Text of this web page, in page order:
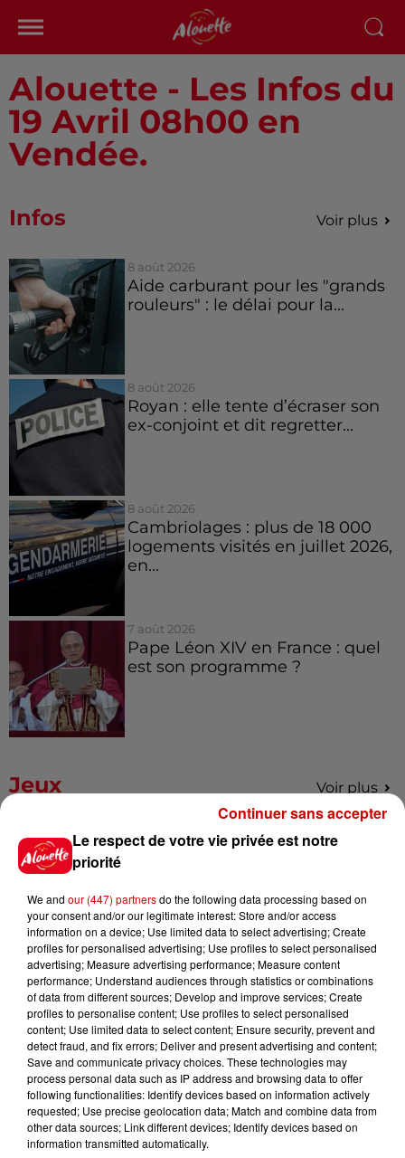
Alouette - Les Infos du
19 Avril 08h00 en
Vendée.
Infos Voir plus
8 août 2026
Aide carburant pour les "grands
rouleurs" : le délai pour la...
8 août 2026
Royan : elle tente d’écraser son
ex-conjoint et dit regretter...
8 août 2026
Cambriolages : plus de 18 000
logements visités en juillet 2026,
en...
7 août 2026
Pape Léon XIV en France : quel
est son programme ?
Jeux Voir plus
Gagnez vos places pour le
festival Marché Gourmand 2026
Le Duel - Gagnez vos entrées
pour l'un des zoos de nos
régions !
Destination Vacances - Gagnez
votre séjour en famille au cœur
de la...
Le respect de votre vie privée est notre
priorité
We and our (447) partnersdo the following data processing based on
your consent and/or our legitimate interest: Store and/or access
information on a device; Use limited data to select advertising; Create
profiles for personalised advertising; Use profiles to select personalised
advertising; Measure advertising performance; Measure content
performance; Understand audiences through statistics or combinations
of data from different sources; Develop and improve services; Create
profiles to personalise content; Use profiles to select personalised
content; Use limited data to select content; Ensure security, prevent and
detect fraud, and fix errors; Deliver and present advertising and content;
Save and communicate privacy choices. These technologies may
process personal data such as IP address and browsing data to offer
following functionalities: Identify devices based on information actively
requested; Use precise geolocation data; Match and combine data from
other data sources; Link different devices; Identify devices based on
information transmitted automatically.
Continuer sans accepter